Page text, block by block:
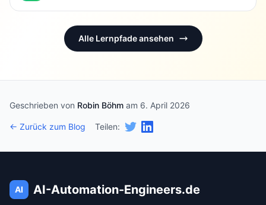
Alle Lernpfade ansehen
Geschrieben von Robin Böhm am 6. April 2026
← Zurück zum Blog Teilen:
AI AI-Automation-Engineers.de